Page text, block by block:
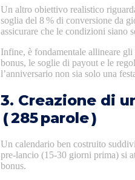
Un altro obiettivo realistico
soglia del 8 % di conversione da
assicurare che le condizioni siano
Infine, è fondamentale allineare
bonus, le soglie di payout e le
l’anniversario non sia solo una
3. Creazione di
( 285 parole )
Un calendario ben costruito
pre‑lancio (15‑30 giorni prima) si
bonus.